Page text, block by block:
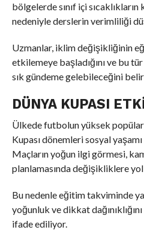
bölgelerde sınıf içi
nedeniyle derslerin verimliliği
Uzmanlar, iklim değişikliğinin
etkilemeye başladığını ve bu
sık gündeme gelebileceğini
DÜNYA KUPASI
Ülkede futbolun yüksek
Kupası dönemleri sosyal
Maçların yoğun ilgi görmesi,
planlamasında değişikliklere
Bu nedenle eğitim takviminde
yoğunluk ve dikkat
ifade ediliyor.